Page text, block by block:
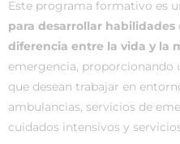
Este programa formativo es
para desarrollar habilidades
diferencia entre la vida y la
emergencia, proporcionando
que desean trabajar en
ambulancias, servicios de
cuidados intensivos y